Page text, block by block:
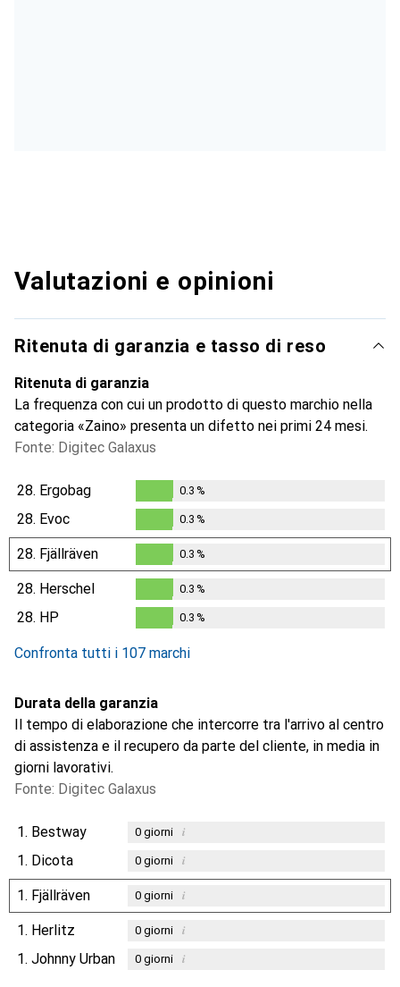
Valutazioni e opinioni
Ritenuta di garanzia e tasso di reso
Ritenuta di garanzia
La frequenza con cui un prodotto di questo marchio nella
categoria «Zaino» presenta un difetto nei primi 24 mesi.
Fonte: Digitec Galaxus
28. Ergobag
0.3%
0.3 %
28. Evoc
0.3%
0.3 %
28. Fjällräven
0.3%
0.3 %
28. Herschel
0.3%
0.3 %
28. HP 0.3 %
Confronta tutti i 107 marchi
Durata della garanzia
Il tempo di elaborazione che intercorre tra l'arrivo al centro
di assistenza e il recupero da parte del cliente, in media in
giorni lavorativi.
Fonte: Digitec Galaxus
1. Bestway 0giorni i
1. Dicota 0giorni i
1. Fjällräven 0giorni i
1. Herlitz 0giorni i
1. Johnny Urban 0giorni i